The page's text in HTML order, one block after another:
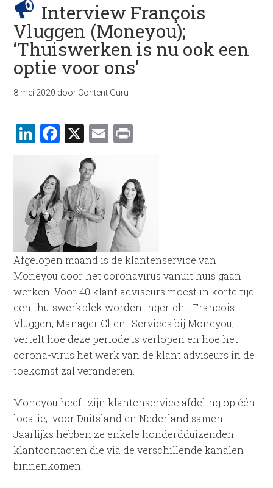
Interview François
Vluggen (Moneyou);
‘Thuiswerken is nu ook een
optie voor ons’
8 mei 2020 door Content Guru
LinkedIn
Facebook
X Email
Afgelopen maand is de klantenservice van
Moneyou door het coronavirus vanuit huis gaan
werken. Voor 40 klant adviseurs moest in korte tijd
een thuiswerkplek worden ingericht. Francois
Vluggen, Manager Client Services bij Moneyou,
vertelt hoe deze periode is verlopen en hoe het
corona-virus het werk van de klant adviseurs in de
toekomst zal veranderen.
Moneyou heeft zijn klantenservice afdeling op één
locatie; voor Duitsland en Nederland samen.
Jaarlijks hebben ze enkele honderdduizenden
klantcontacten die via de verschillende kanalen
binnenkomen.